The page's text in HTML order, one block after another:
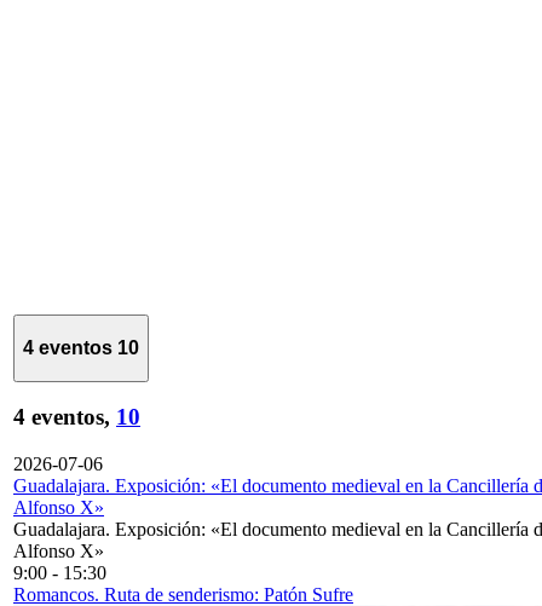
4 eventos 10
4 eventos, 10
2026-07-06
Guadalajara. Exposición: «El documento medieval en la Cancillería
Alfonso X»
Guadalajara. Exposición: «El documento medieval en la Cancillería
Alfonso X»
9:00 - 15:30
Romancos. Ruta de senderismo: Patón Sufre